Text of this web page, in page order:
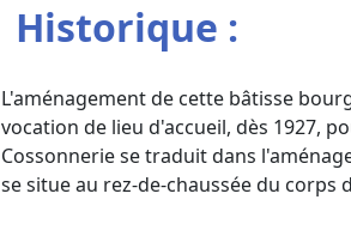
Historique :
L'aménagement de cette bâtisse
vocation de lieu d'accueil, dès 1927,
Cossonnerie se traduit dans
se situe au rez-de-chaussée du